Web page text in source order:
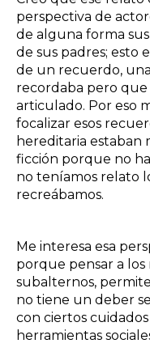
perspectiva de
de alguna forma
de sus padres; esto
de un recuerdo,
recordaba pero
articulado. Por eso
focalizar esos
hereditaria estaban
ficción porque no
no teníamos relato
recreábamos.
Me interesa esa
porque pensar a
subalternos,
no tiene un deber
con ciertos
herramientas